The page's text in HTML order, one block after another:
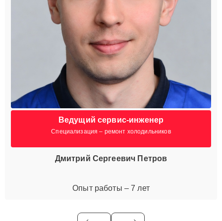
Ведущий сервис-инженер
Специализация – ремонт холодильников
Дмитрий Сергеевич Петров
Опыт работы – 7 лет